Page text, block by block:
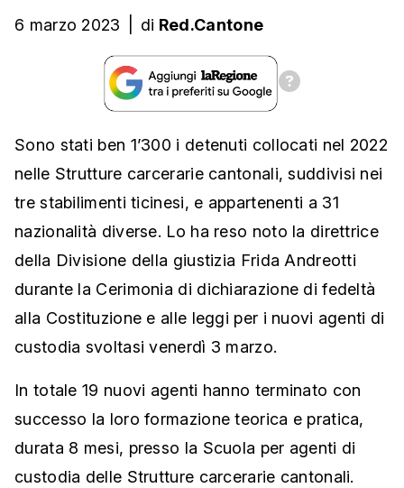
6 marzo 2023 di Red.Cantone
Sono stati ben 1’300 i detenuti collocati nel 2022
nelle Strutture carcerarie cantonali,suddivisi nei
tre stabilimenti ticinesi, e appartenenti a 31
nazionalità diverse. Lo ha reso noto la direttrice
della Divisione della giustizia Frida Andreotti
durante la Cerimonia di dichiarazione di fedeltà
alla Costituzione e alle leggi per i nuovi agenti di
custodia svoltasi venerdì 3 marzo.
In totale 19 nuovi agenti hanno terminato con
successo la loro formazione teorica e pratica,
durata 8 mesi, presso la Scuola per agenti di
custodia delle Strutture carcerarie cantonali.